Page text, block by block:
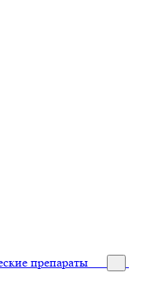
препараты